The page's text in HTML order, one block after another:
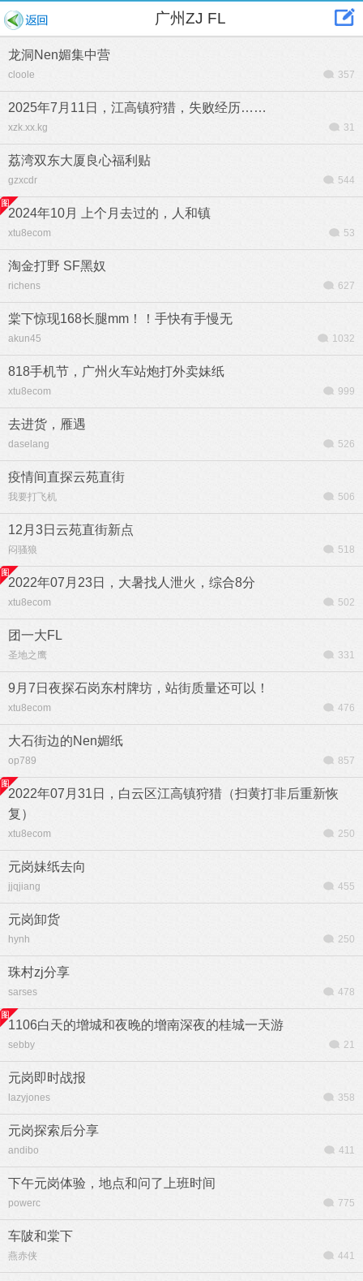
广州ZJ FL
龙洞Nen媚集中营
cloole 357
2025年7月11日，江高镇狩猎，失败经历……
xzk.xx.kg 31
荔湾双东大厦良心福利贴
gzxcdr 544
2024年10月 上个月去过的，人和镇
xtu8ecom 53
淘金打野 SF黑奴
richens 627
棠下惊现168长腿mm！！手快有手慢无
akun45 1032
818手机节，广州火车站炮打外卖妹纸
xtu8ecom 999
去进货，雁遇
daselang 526
疫情间直探云苑直街
我要打飞机 506
12月3日云苑直街新点
闷骚狼 518
2022年07月23日，大暑找人泄火，综合8分
xtu8ecom 502
团一大FL
圣地之鹰 331
9月7日夜探石岗东村牌坊，站街质量还可以！
xtu8ecom 476
大石街边的Nen媚纸
op789 857
2022年07月31日，白云区江高镇狩猎（扫黄打非后重新恢
复）
xtu8ecom 250
元岗妹纸去向
jjqjiang 455
元岗卸货
hynh 250
珠村zj分享
sarses 478
1106白天的增城和夜晚的增南深夜的桂城一天游
sebby 21
元岗即时战报
lazyjones 358
元岗探索后分享
andibo 411
下午元岗体验，地点和问了上班时间
powerc 775
车陂和棠下
燕赤侠 441